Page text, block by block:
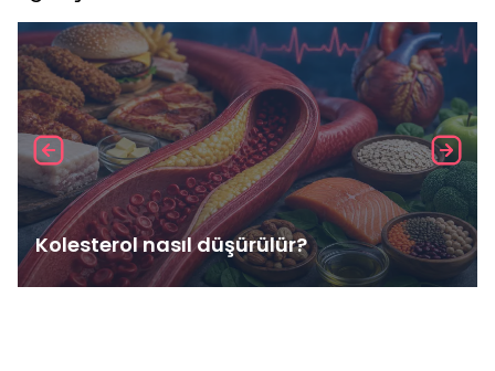
Kolesterol nasıl düşürülür?